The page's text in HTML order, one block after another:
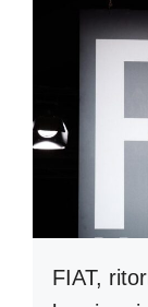
FIAT,